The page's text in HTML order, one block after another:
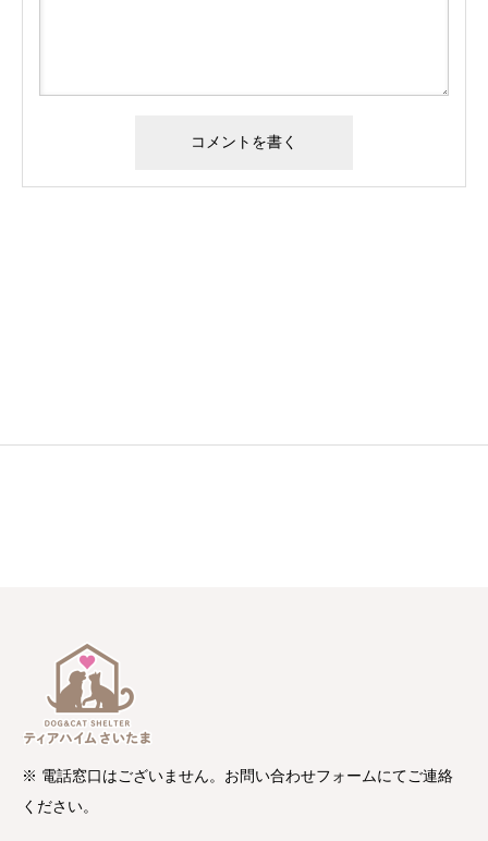
※ 電話窓口はございません。お問い合わせフォームにてご連絡
ください。